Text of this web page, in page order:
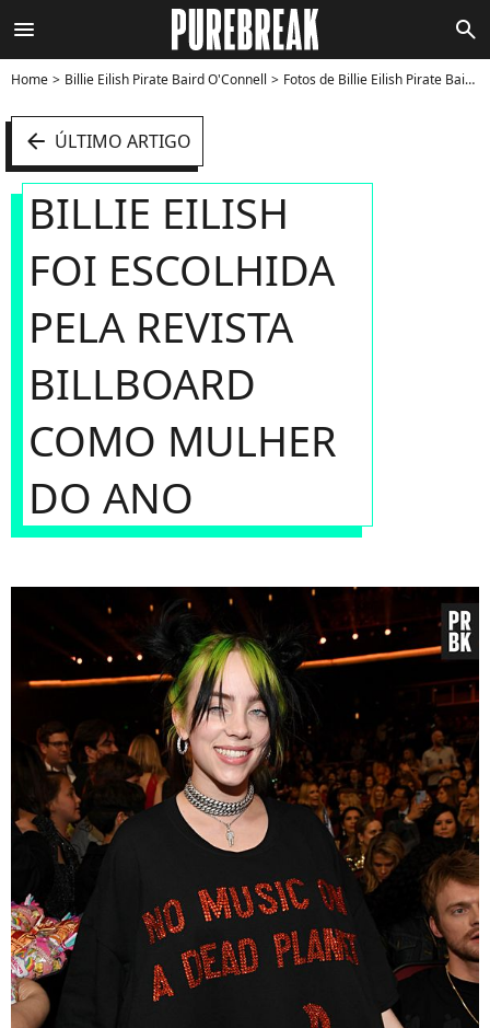
menu search
Home Billie Eilish Pirate Baird O'Connell Fotos de Billie Eilish Pirate Baird O'Connell
arrow_left ÚLTIMO ARTIGO
BILLIE EILISH
FOI ESCOLHIDA
PELA REVISTA
BILLBOARD
COMO MULHER
DO ANO